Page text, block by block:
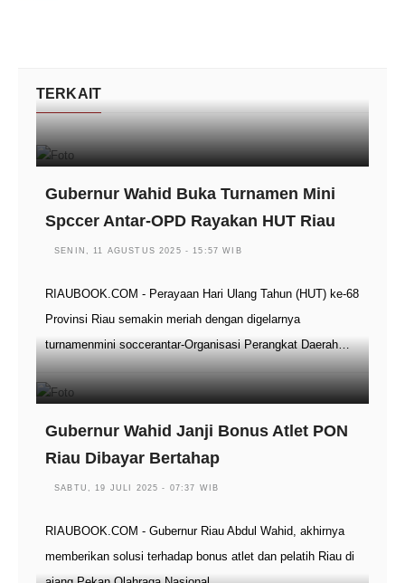
TERKAIT
Gubernur Wahid Buka Turnamen Mini
Spccer Antar-OPD Rayakan HUT Riau
SENIN, 11 AGUSTUS 2025 - 15:57 WIB
RIAUBOOK.COM - Perayaan Hari Ulang Tahun (HUT) ke-68
Provinsi Riau semakin meriah dengan digelarnya
turnamenmini soccerantar-Organisasi Perangkat Daerah…
Gubernur Wahid Janji Bonus Atlet PON
Riau Dibayar Bertahap
SABTU, 19 JULI 2025 - 07:37 WIB
RIAUBOOK.COM - Gubernur Riau Abdul Wahid, akhirnya
memberikan solusi terhadap bonus atlet dan pelatih Riau di